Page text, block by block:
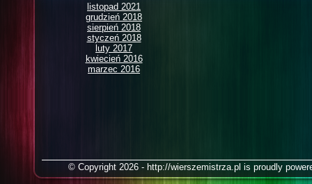
listopad 2021
grudzień 2018
sierpień 2018
styczeń 2018
luty 2017
kwiecień 2016
marzec 2016
© Copyright 2026 - http://wierszemistrza.pl is proudly